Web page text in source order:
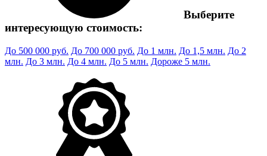
Выберите
интересующую стоимость:
До 500 000 руб. До 700 000 руб. До 1 млн. До 1,5 млн. До 2
млн. До 3 млн. До 4 млн. До 5 млн. Дороже 5 млн.